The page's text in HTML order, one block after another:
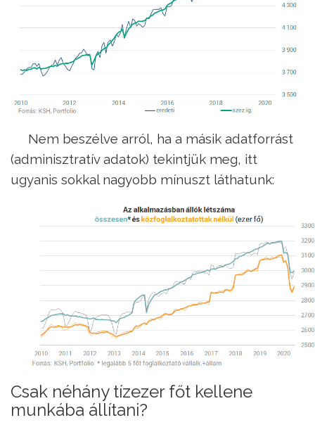
Nem beszélve arról, ha a másik adatforrást
(adminisztratív adatok) tekintjük meg, itt
ugyanis sokkal nagyobb mínuszt láthatunk:
Csak néhány tízezer főt kellene
munkába állítani?